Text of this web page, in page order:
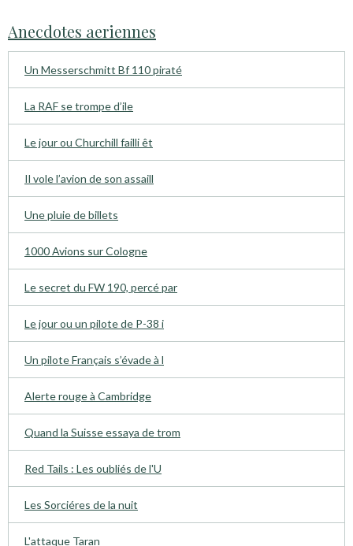
Anecdotes aeriennes
Un Messerschmitt Bf 110 piraté
La RAF se trompe d’ile
Le jour ou Churchill failli êt
Il vole l’avion de son assaill
Une pluie de billets
1000 Avions sur Cologne
Le secret du FW 190, percé par
Le jour ou un pilote de P-38 i
Un pilote Français s’évade à l
Alerte rouge à Cambridge
Quand la Suisse essaya de trom
Red Tails : Les oubliés de l'U
Les Sorciéres de la nuit
L'attaque Taran